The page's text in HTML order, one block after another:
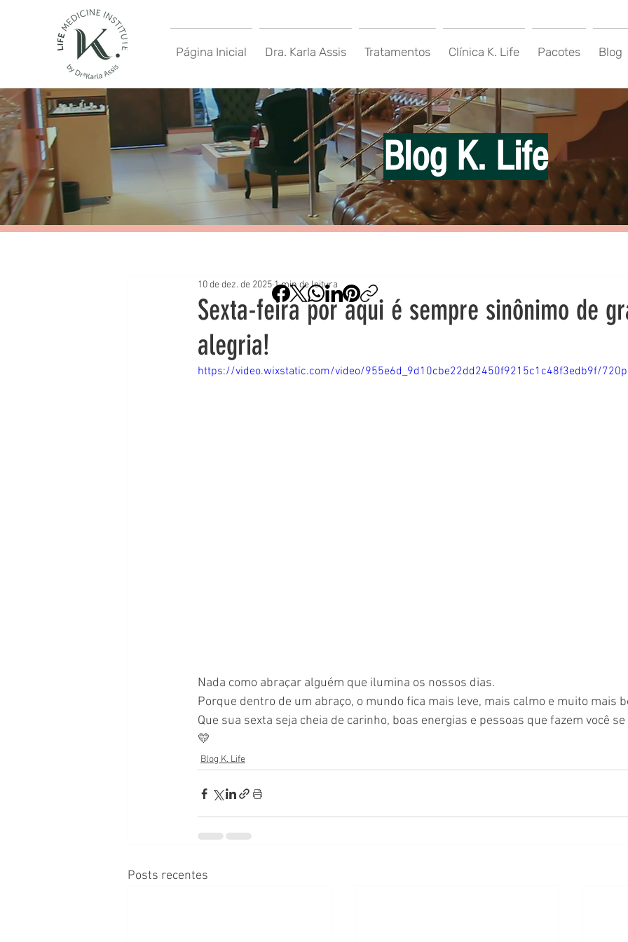
Página Inicial Dra. Karla Assis Tratamentos Clínica K. Life Pacotes Blog
Blog K. Life
Sexta-feira por aqui é sempre sinônimo de
alegria!
10 de dez. de 20251 min de leitura
https://video.wixstatic.com/video/955e6d_9d10cbe22dd2450f9215c1c48f3edb9f/
Nada como abraçar alguém que ilumina os nossos dias.
Porque dentro de um abraço, o mundo fica mais leve, mais calmo e muito mais
Que sua sexta seja cheia de carinho, boas energias e pessoas que fazem você
💛
Blog K. Life
Posts recentes